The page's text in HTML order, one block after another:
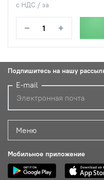
с НДС / за
− +
Меню
Мобильное приложение
Подпишитесь на нашу
E-mail